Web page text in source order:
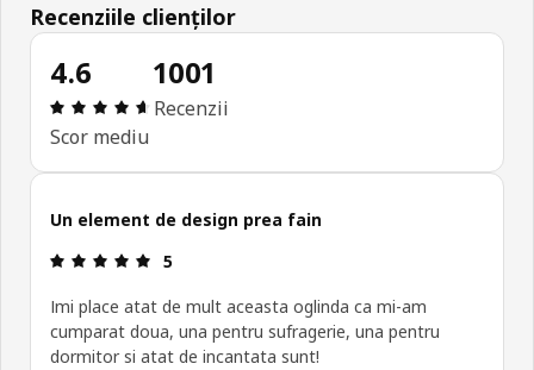
Recenziile clienților
4.6
Prezentare generală: 4.6 din 5 stele Total
Scor mediu
1001
Recenzii
Un element de design prea fain
Prezentare generală: 5 din 5 stele
5
Imi place atat de mult aceasta oglinda ca mi-am
cumparat doua, una pentru sufragerie, una pentru
dormitor si atat de incantata sunt!